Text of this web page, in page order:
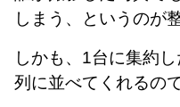
しまう、というのが
しかも、1台に集約
列に並べてくれるので